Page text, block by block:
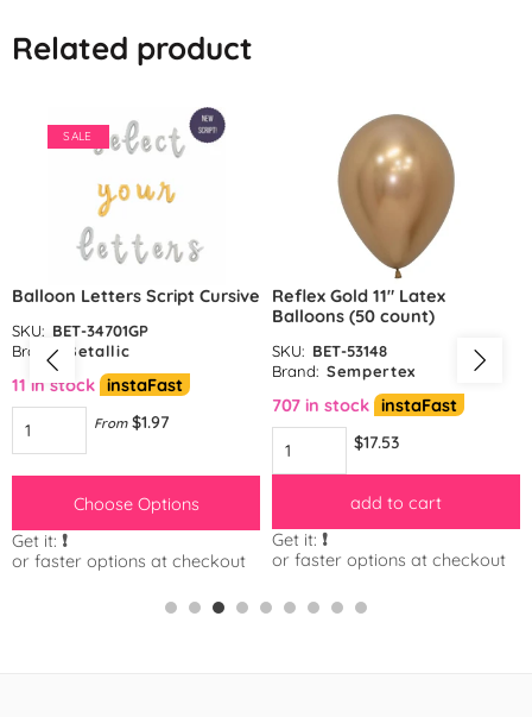
Related product
SALE
Balloon Letters Script Cursive
SKU: BET-34701GP
Brand:
Betallic
11 in stock instaFast
From $1.97
Choose Options
Get it: ❗️
or faster options at checkout
Reflex Gold 11″ Latex
Balloons (50 count)
SKU: BET-53148
Brand: Sempertex
707 in stock instaFast
$17.53
add to cart
Get it: ❗️
or faster options at checkout